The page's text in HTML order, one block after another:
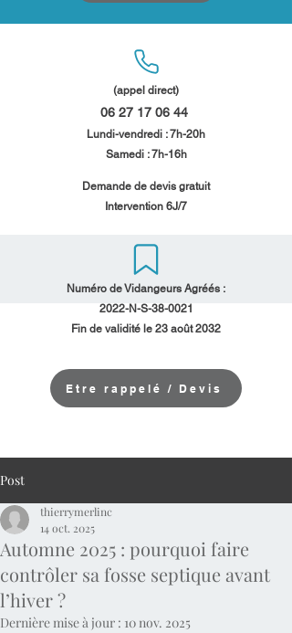
(appel direct)
06 27 17 06 44
Lundi-vendredi : 7h-20h
Samedi : 7h-16h​​
​Demande de devis gratuit
Intervention 6J/7
Numéro de Vidangeurs Agréés :
2022-N-S-38-0021
Fin de validité le 23 août 2032
Etre rappelé / Devis
Post
Automne 2025 : pourquoi faire
contrôler sa fosse septique avant
l’hiver ?
thierrymerlinc
14 oct. 2025
Dernière mise à jour : 10 nov. 2025